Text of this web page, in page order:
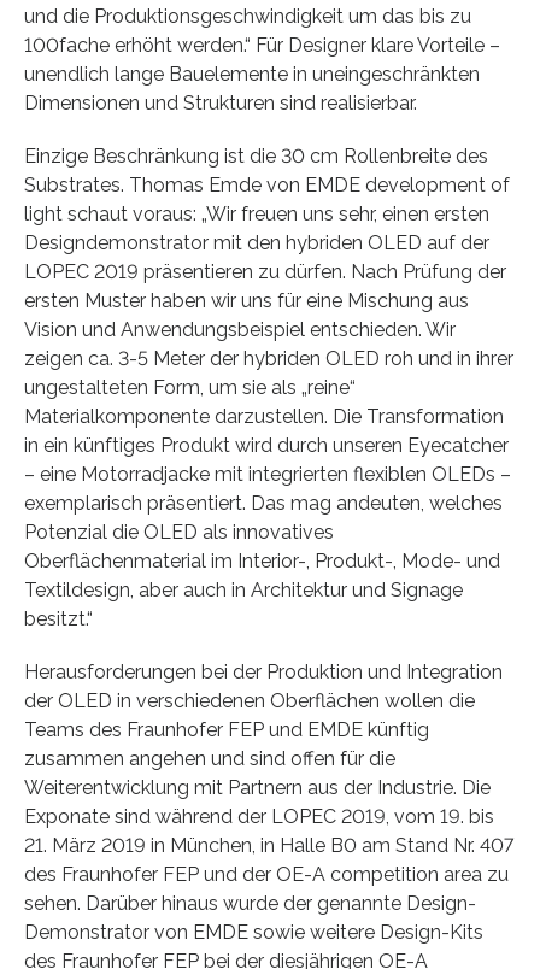
und die Produktionsgeschwindigkeit um das bis zu
100fache erhöht werden.“ Für Designer klare Vorteile –
unendlich lange Bauelemente in uneingeschränkten
Dimensionen und Strukturen sind realisierbar.
Einzige Beschränkung ist die 30 cm Rollenbreite des
Substrates. Thomas Emde von EMDE development of
light schaut voraus: „Wir freuen uns sehr, einen ersten
Designdemonstrator mit den hybriden OLED auf der
LOPEC 2019 präsentieren zu dürfen. Nach Prüfung der
ersten Muster haben wir uns für eine Mischung aus
Vision und Anwendungsbeispiel entschieden. Wir
zeigen ca. 3-5 Meter der hybriden OLED roh und in ihrer
ungestalteten Form, um sie als „reine“
Materialkomponente darzustellen. Die Transformation
in ein künftiges Produkt wird durch unseren Eyecatcher
– eine Motorradjacke mit integrierten flexiblen OLEDs –
exemplarisch präsentiert. Das mag andeuten, welches
Potenzial die OLED als innovatives
Oberflächenmaterial im Interior-, Produkt-, Mode- und
Textildesign, aber auch in Architektur und Signage
besitzt.“
Herausforderungen bei der Produktion und Integration
der OLED in verschiedenen Oberflächen wollen die
Teams des Fraunhofer FEP und EMDE künftig
zusammen angehen und sind offen für die
Weiterentwicklung mit Partnern aus der Industrie. Die
Exponate sind während der LOPEC 2019, vom 19. bis
21. März 2019 in München, in Halle B0 am Stand Nr. 407
des Fraunhofer FEP und der OE-A competition area zu
sehen. Darüber hinaus wurde der genannte Design-
Demonstrator von EMDE sowie weitere Design-Kits
des Fraunhofer FEP bei der diesjährigen OE-A